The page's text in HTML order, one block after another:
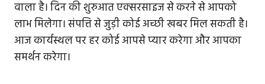
वाला है। दिन की शुरुआत एक्सरसाइज से करने से आपको
लाभ मिलेगा। संपत्ति से जुड़ी कोई अच्छी खबर मिल सकती है।
आज कार्यस्थल पर हर कोई आपसे प्यार करेगा और आपका
समर्थन करेगा।